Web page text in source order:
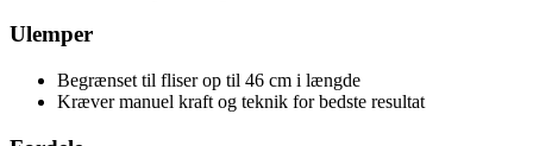
Ulemper
Begrænset til fliser op til 46 cm i længde
Kræver manuel kraft og teknik for bedste resultat